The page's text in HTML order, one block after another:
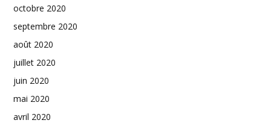
octobre 2020
septembre 2020
août 2020
juillet 2020
juin 2020
mai 2020
avril 2020